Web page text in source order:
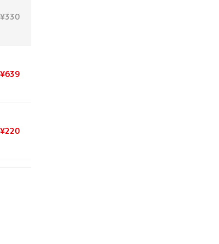
¥330
¥639
¥220